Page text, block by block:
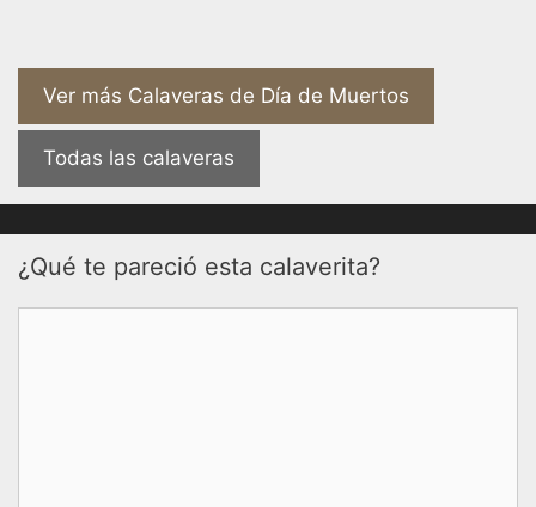
Ver más Calaveras de Día de Muertos
Todas las calaveras
¿Qué te pareció esta calaverita?